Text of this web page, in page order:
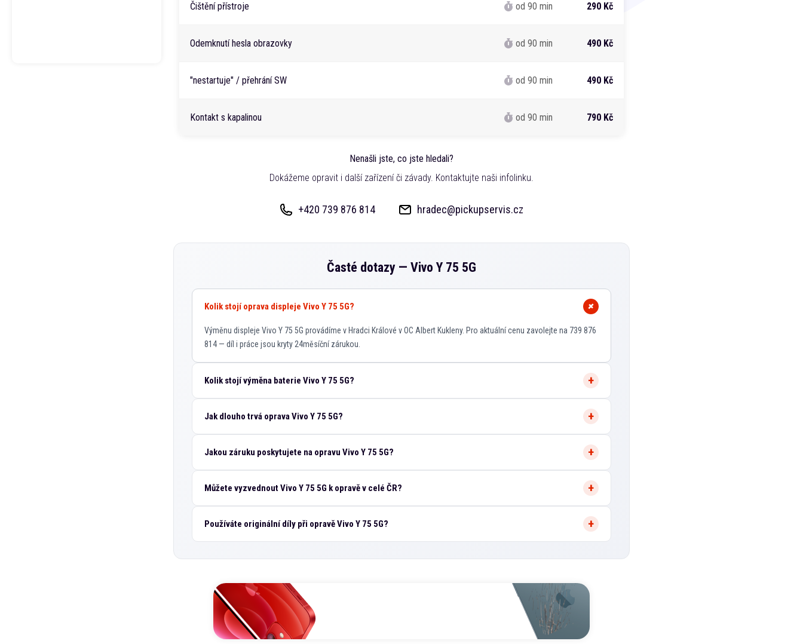
Čištění přístroje od 90 min 290 Kč
Odemknutí hesla obrazovky od 90 min 490 Kč
"nestartuje" / přehrání SW od 90 min 490 Kč
Kontakt s kapalinou od 90 min 790 Kč
Nenašli jste, co jste hledali?
Dokážeme opravit i další zařízení či závady. Kontaktujte naši infolinku.
+420 739 876 814 hradec@pickupservis.cz
Časté dotazy — Vivo Y 75 5G
Kolik stojí oprava displeje Vivo Y 75 5G?
Výměnu displeje Vivo Y 75 5G provádíme v Hradci Králové v OC Albert Kukleny. Pro aktuální cenu zavolejte na 739 876
814 — díl i práce jsou kryty 24měsíční zárukou.
Kolik stojí výměna baterie Vivo Y 75 5G?
Jak dlouho trvá oprava Vivo Y 75 5G?
Jakou záruku poskytujete na opravu Vivo Y 75 5G?
Můžete vyzvednout Vivo Y 75 5G k opravě v celé ČR?
Používáte originální díly při opravě Vivo Y 75 5G?